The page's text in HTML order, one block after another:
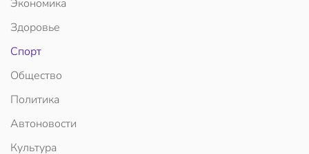
Экономика
Здоровье
Спорт
Общество
Политика
Автоновости
Культура